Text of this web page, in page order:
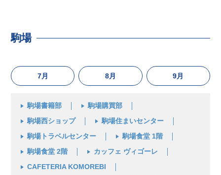
駒場
7月 8月 9月
駒場書籍部 駒場購買部
駒場西ショップ 駒場住まいセンター
駒場トラベルセンター 駒場食堂 1階
駒場食堂 2階 カッフェ ヴィゴーレ
CAFETERIA KOMOREBI